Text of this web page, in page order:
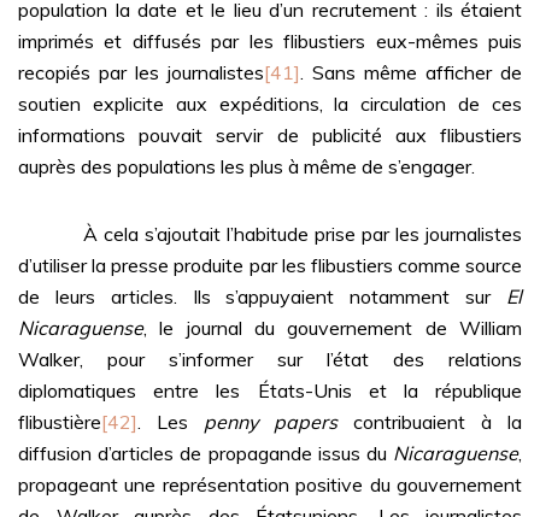
population la date et le lieu d’un recrutement : ils étaient
imprimés et diffusés par les flibustiers eux-mêmes puis
recopiés par les journalistes[41]. Sans même afficher de
soutien explicite aux expéditions, la circulation de ces
informations pouvait servir de publicité aux flibustiers
auprès des populations les plus à même de s’engager.
À cela s’ajoutait l’habitude prise par les journalistes
d’utiliser la presse produite par les flibustiers comme source
de leurs articles. Ils s’appuyaient notamment sur El
Nicaraguense, le journal du gouvernement de William
Walker, pour s’informer sur l’état des relations
diplomatiques entre les États-Unis et la république
flibustière[42]. Les penny paperscontribuaient à la
diffusion d’articles de propagande issus du Nicaraguense,
propageant une représentation positive du gouvernement